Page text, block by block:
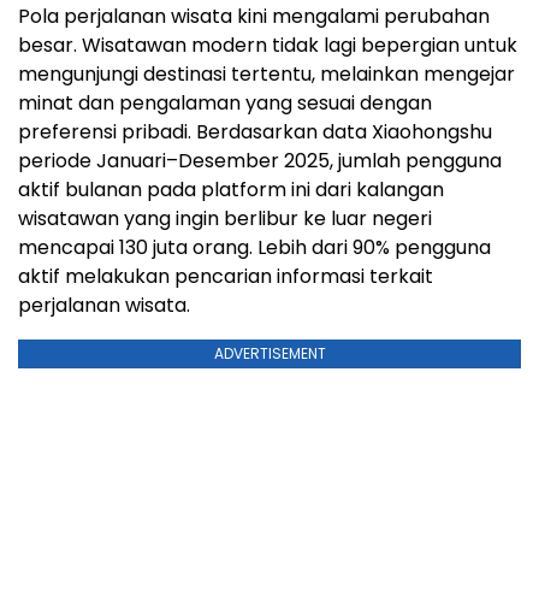
Pola perjalanan wisata kini mengalami perubahan
besar. Wisatawan modern tidak lagi bepergian untuk
mengunjungi destinasi tertentu, melainkan mengejar
minat dan pengalaman yang sesuai dengan
preferensi pribadi. Berdasarkan data Xiaohongshu
periode Januari–Desember 2025, jumlah pengguna
aktif bulanan pada platform ini dari kalangan
wisatawan yang ingin berlibur ke luar negeri
mencapai 130 juta orang. Lebih dari 90% pengguna
aktif melakukan pencarian informasi terkait
perjalanan wisata.
ADVERTISEMENT